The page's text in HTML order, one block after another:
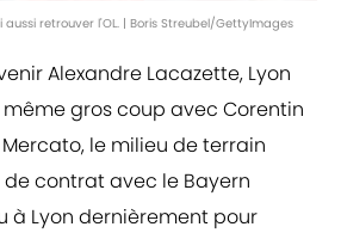
aussi retrouver l'OL. | Boris Streubel/GettyImages
Alexandre Lacazette, Lyon
gros coup avec Corentin
Mercato, le milieu de terrain
de contrat avec le Bayern
à Lyon dernièrement pour